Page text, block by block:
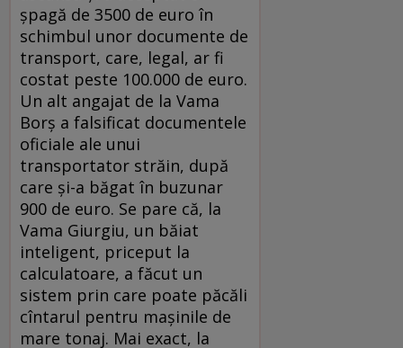
şpagă de 3500 de euro în
schimbul unor documente de
transport, care, legal, ar fi
costat peste 100.000 de euro.
Un alt angajat de la Vama
Borş a falsificat documentele
oficiale ale unui
transportator străin, după
care şi-a băgat în buzunar
900 de euro. Se pare că, la
Vama Giurgiu, un băiat
inteligent, priceput la
calculatoare, a făcut un
sistem prin care poate păcăli
cîntarul pentru maşinile de
mare tonaj. Mai exact, la